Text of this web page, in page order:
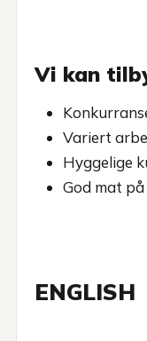
Vi kan
Variert
Hyggelige
God mat
ENGLISH